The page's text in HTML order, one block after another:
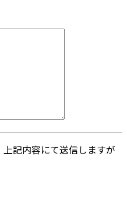
記内容にて送信しますが